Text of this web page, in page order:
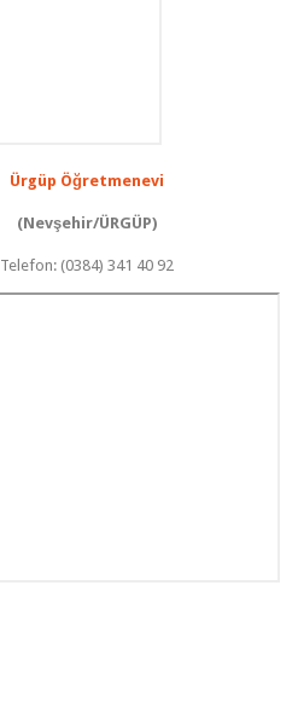
Ürgüp Öğretmenevi
(Nevşehir/ÜRGÜP)
Telefon: (0384) 341 40 92